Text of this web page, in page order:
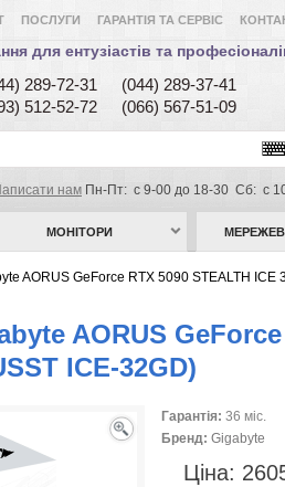
ПОСЛУГИ ГАРАНТІЯ ТА СЕРВІС
для ентузіастів та
289-72-31
(044) 289-37-41
512-52-72
(066) 567-51-09
нам Пн-Пт: с 9-00 до 18-30 Сб: с
МОНІТОРИ
AORUS GeForce RTX 5090 STEALTH ICE
AORUS
ICE-32GD)
Гарантія: 36 міс.
Бренд: Gigabyte
Ціна: